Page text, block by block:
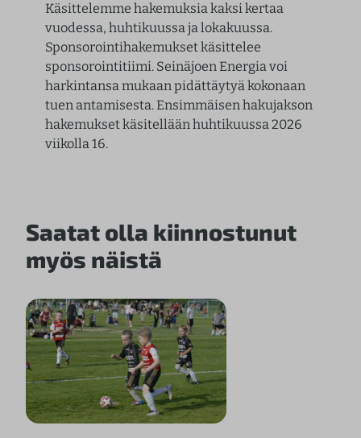
Käsittelemme hakemuksia kaksi kertaa
vuodessa, huhtikuussa ja lokakuussa.
Sponsorointihakemukset käsittelee
sponsorointitiimi. Seinäjoen Energia voi
harkintansa mukaan pidättäytyä kokonaan
tuen antamisesta. Ensimmäisen hakujakson
hakemukset käsitellään huhtikuussa 2026
viikolla 16.
Saatat olla kiinnostunut
myös näistä